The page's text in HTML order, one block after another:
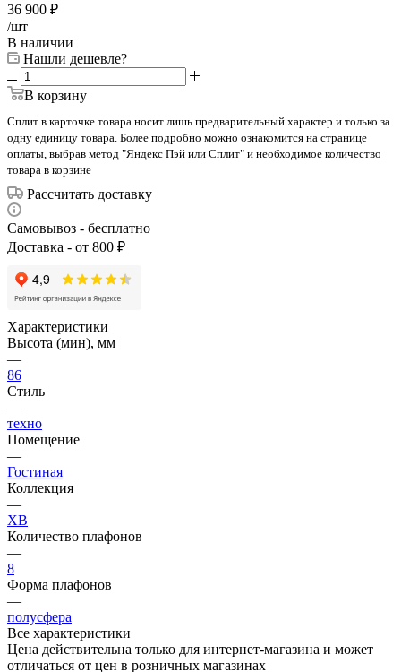
36 900 ₽
/шт
В наличии
Нашли дешевле?
В корзину
Сплит в карточке товара носит лишь предварительный характер и только за
одну единицу товара. Более подробно можно ознакомится на странице
оплаты, выбрав метод "Яндекс Пэй или Сплит" и необходимое количество
товара в корзине
Рассчитать доставку
Самовывоз - бесплатно
Доставка - от 800 ₽
Характеристики
Высота (мин), мм
—
86
Стиль
—
техно
Помещение
—
Гостиная
Коллекция
—
XB
Количество плафонов
—
8
Форма плафонов
—
полусфера
Все характеристики
Цена действительна только для интернет-магазина и может
отличаться от цен в розничных магазинах